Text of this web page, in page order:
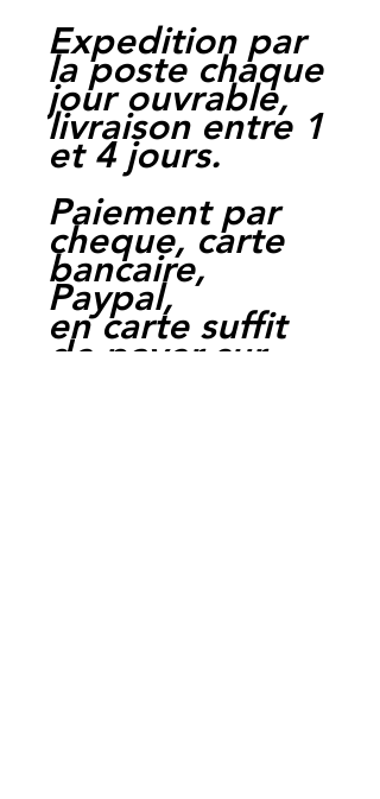
Expedition par
la poste chaque
jour ouvrable,
livraison entre 1
et 4 jours.
Paiement par
cheque, carte
bancaire,
Paypal,
en carte suffit
de payer sur